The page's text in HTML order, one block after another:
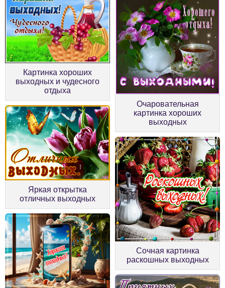
Картинка хороших
выходных и чудесного
отдыха
Очаровательная
картинка хороших
выходных
Яркая открытка
отличных выходных
Сочная картинка
раскошных выходных